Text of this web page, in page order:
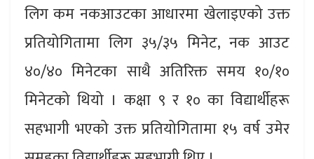
लिग कम नकआउटका आधारमा खेलाइएको उक्त
प्रतियोगितामा लिग ३५/३५ मिनेट, नक आउट
४०/४० मिनेटका साथै अतिरिक्त समय १०/१०
मिनेटको थियो । कक्षा ९ र १० का विद्यार्थीहरू
सहभागी भएको उक्त प्रतियोगितामा १५ वर्ष उमेर